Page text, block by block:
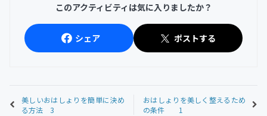
このアクティビティは気に入りましたか？
シェア ポストする
美しいおはしょりを簡単に決め
る方法 3
おはしょりを美しく整えるため
の条件 1